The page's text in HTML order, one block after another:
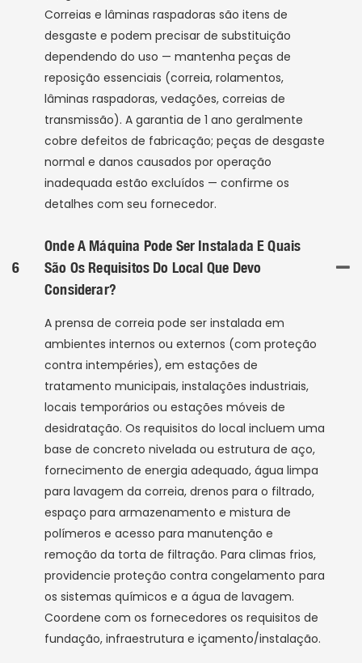
Correias e lâminas raspadoras são itens de
desgaste e podem precisar de substituição
dependendo do uso — mantenha peças de
reposição essenciais (correia, rolamentos,
lâminas raspadoras, vedações, correias de
transmissão). A garantia de 1 ano geralmente
cobre defeitos de fabricação; peças de desgaste
normal e danos causados ​​por operação
inadequada estão excluídos — confirme os
detalhes com seu fornecedor.
6
Onde A Máquina Pode Ser Instalada E Quais
São Os Requisitos Do Local Que Devo
Considerar?
A prensa de correia pode ser instalada em
ambientes internos ou externos (com proteção
contra intempéries), em estações de
tratamento municipais, instalações industriais,
locais temporários ou estações móveis de
desidratação. Os requisitos do local incluem uma
base de concreto nivelada ou estrutura de aço,
fornecimento de energia adequado, água limpa
para lavagem da correia, drenos para o filtrado,
espaço para armazenamento e mistura de
polímeros e acesso para manutenção e
remoção da torta de filtração. Para climas frios,
providencie proteção contra congelamento para
os sistemas químicos e a água de lavagem.
Coordene com os fornecedores os requisitos de
fundação, infraestrutura e içamento/instalação.